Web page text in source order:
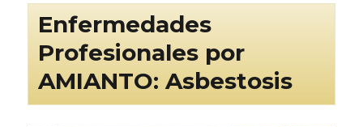
Enfermedades
Profesionales por
AMIANTO: Asbestosis